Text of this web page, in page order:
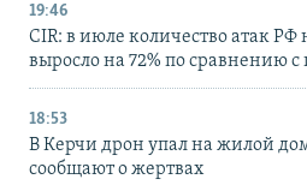
19:46
CIR: в июле количество атак
выросло на 72% по сравнению
18:53
В Керчи дрон упал на жилой
сообщают о жертвах